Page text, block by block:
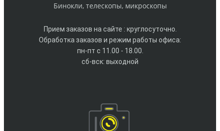
Бинокли, телескопы, микроскопы
Прием заказов на сайте : круглосуточно.
Обработка заказов и режим работы офиса:
пн-пт с 11.00 - 18.00.
сб-вск: выходной